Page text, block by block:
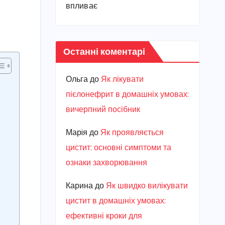
впливає
Останні коментарі
Ольгадо Як лікувати
пієлонефрит в домашніх умовах:
вичерпний посібник
Марiя до Як проявляється
цистит: основні симптоми та
ознаки захворювання
Каринадо Як швидко вилікувати
цистит в домашніх умовах:
ефективні кроки для